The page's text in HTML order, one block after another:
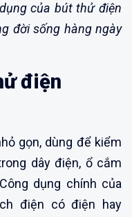
của bút thử điện
đời sống hàng ngày
điện
gọn, dùng để kiểm
dây điện, ổ cắm
dụng chính của
điện có điện hay